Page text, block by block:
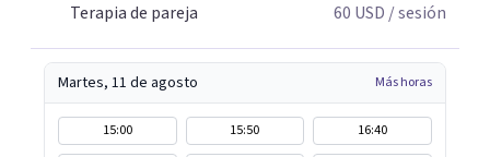
Terapia de pareja
60 USD / sesión
Martes, 11 de agosto Más horas
15:00 15:50
16:40